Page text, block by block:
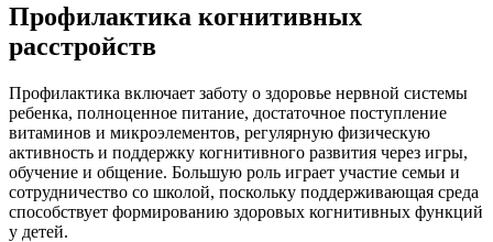
Профилактика когнитивных
расстройств
Профилактика включает заботу о здоровье нервной системы
ребенка, полноценное питание, достаточное поступление
витаминов и микроэлементов, регулярную физическую
активность и поддержку когнитивного развития через игры,
обучение и общение. Большую роль играет участие семьи и
сотрудничество со школой, поскольку поддерживающая среда
способствует формированию здоровых когнитивных функций
у детей.